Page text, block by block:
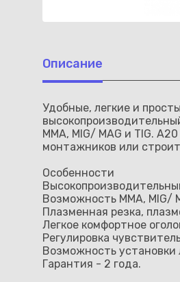
Описание
Удобные, легкие и
MMA, MIG/ MAG и TIG.
монтажников или
Особенности
Возможность MMA, MIG/
Плазменная резка,
Легкое комфортное
Регулировка
Возможность
Гарантия - 2 года.